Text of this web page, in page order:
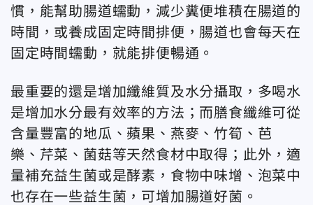
慣，能幫助腸道蠕動，減少糞便堆積在腸道的
時間，或養成固定時間排便，腸道也會每天在
固定時間蠕動，就能排便暢通。
最重要的還是增加纖維質及水分攝取，多喝水
是增加水分最有效率的方法；而膳食纖維可從
含量豐富的地瓜、蘋果、燕麥、竹筍、芭
樂、芹菜、菌菇等天然食材中取得；此外，適
量補充益生菌或是酵素，食物中味增、泡菜中
也存在一些益生菌，可增加腸道好菌。